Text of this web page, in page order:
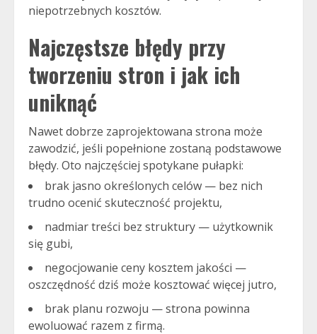
niepotrzebnych kosztów.
Najczęstsze błędy przy
tworzeniu stron i jak ich
uniknąć
Nawet dobrze zaprojektowana strona może
zawodzić, jeśli popełnione zostaną podstawowe
błędy. Oto najczęściej spotykane pułapki:
brak jasno określonych celów — bez nich
trudno ocenić skuteczność projektu,
nadmiar treści bez struktury — użytkownik
się gubi,
negocjowanie ceny kosztem jakości —
oszczędność dziś może kosztować więcej jutro,
brak planu rozwoju — strona powinna
ewoluować razem z firmą.